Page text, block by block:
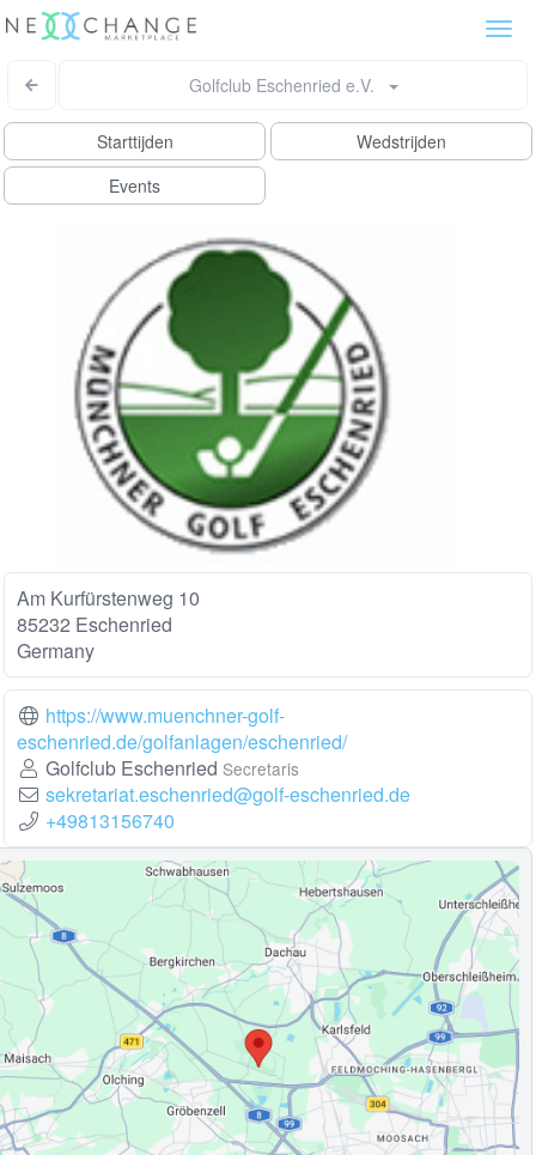
Golfclub Eschenried e.V.
Starttijden
Wedstrijden
Events
Am Kurfürstenweg 10
85232 Eschenried
Germany
https://www.muenchner-golf-
eschenried.de/golfanlagen/eschenried/
Golfclub Eschenried Secretaris
sekretariat.eschenried@golf-eschenried.de
+49813156740